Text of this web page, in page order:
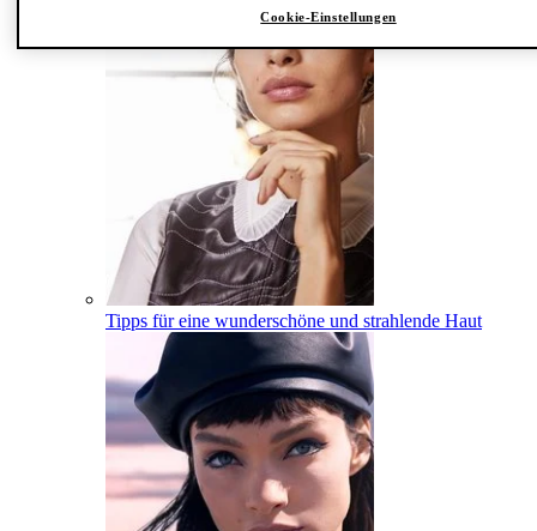
Tipps für eine wunderschöne und strahlende Haut
Cookie-Einstellungen